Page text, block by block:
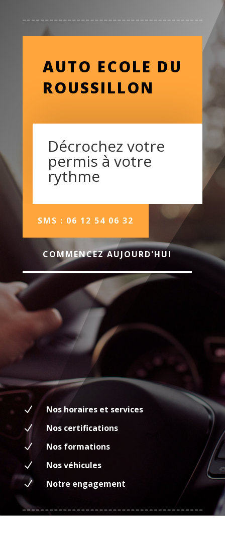
AUTO ECOLE DU
ROUSSILLON
Décrochez votre
permis à votre
rythme
SMS : 06 12 54 06 32
COMMENCEZ AUJOURD'HUI
N
Nos horaires et services
N
Nos certifications
N
Nos formations
N
Nos véhicules
N
Notre engagement